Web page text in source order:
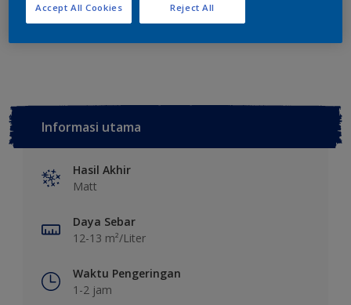
Informasi utama
Hasil Akhir
Matt
Daya Sebar
12-13 m²/Liter
Waktu Pengeringan
1-2 jam
Reject All
Accept All Cookies